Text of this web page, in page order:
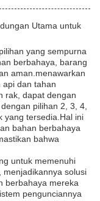
Utama untuk
yang sempurna
berbahaya, barang
aman.menawarkan
api dan tahan
rak, dapat dengan
pilihan 2, 3, 4,
yang tersedia.Hal ini
bahan berbahaya
bahwa
untuk memenuhi
solusi
berbahaya mereka
pengunciannya